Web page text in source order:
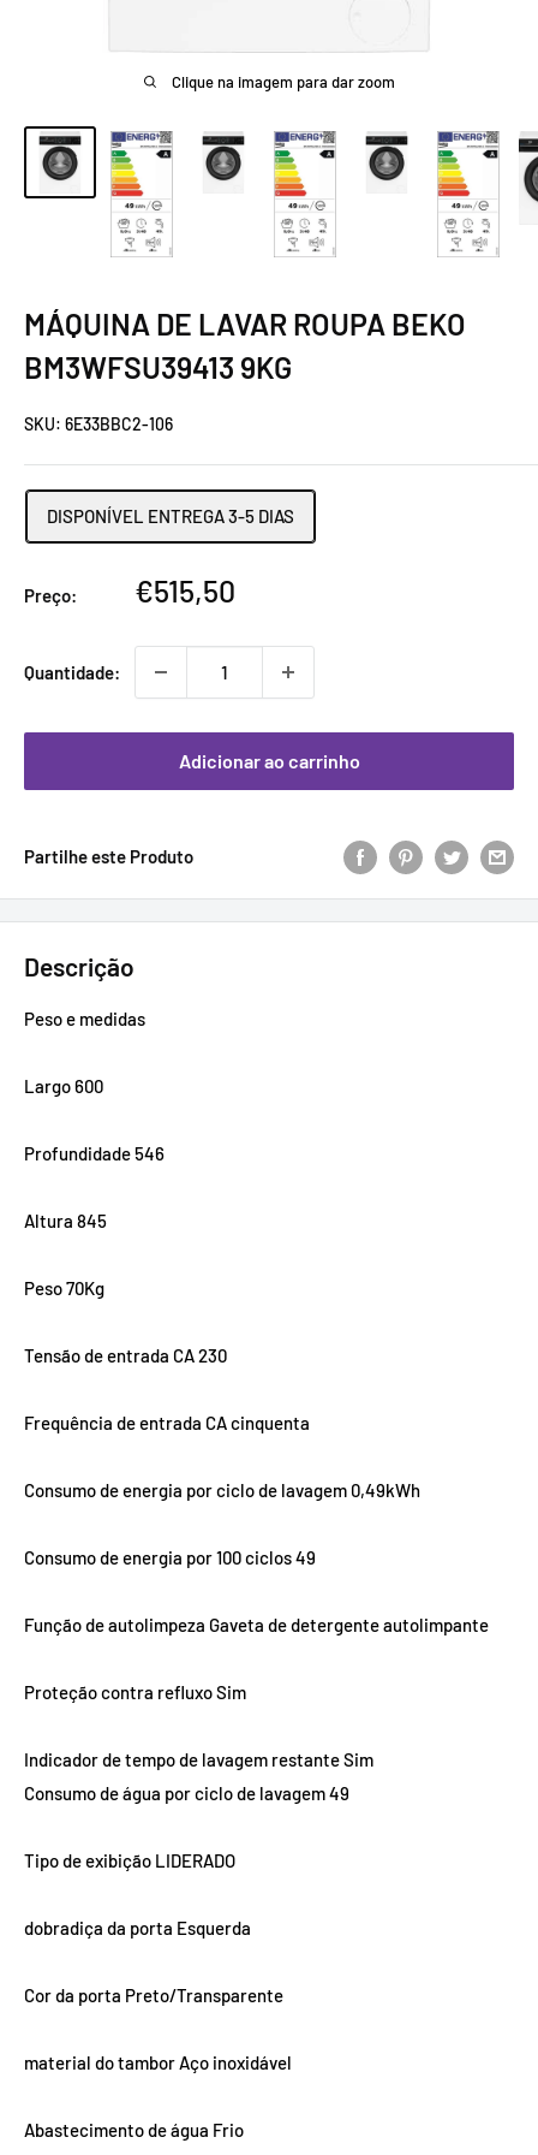
Clique na imagem para dar zoom
MÁQUINA DE LAVAR ROUPA BEKO
BM3WFSU39413 9KG
SKU: 6E33BBC2-106
DISPONÍVEL ENTREGA 3-5 DIAS
Preço:
Preço
€515,50
Quantidade:
Adicionar ao carrinho
Partilhe este Produto
Descrição
Peso e medidas
Largo 600
Profundidade 546
Altura 845
Peso 70Kg
Tensão de entrada CA 230
Frequência de entrada CA cinquenta
Consumo de energia por ciclo de lavagem 0,49kWh
Consumo de energia por 100 ciclos 49
Função de autolimpeza Gaveta de detergente autolimpante
Proteção contra refluxo Sim
Indicador de tempo de lavagem restante Sim
Consumo de água por ciclo de lavagem 49
Tipo de exibição LIDERADO
dobradiça da porta Esquerda
Cor da porta Preto/Transparente
material do tambor Aço inoxidável
Abastecimento de água Frio